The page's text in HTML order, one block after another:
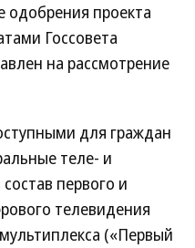
одобрения проекта
Госсовета
на рассмотрение
для граждан
теле- и
первого и
телевидения
(«Первый